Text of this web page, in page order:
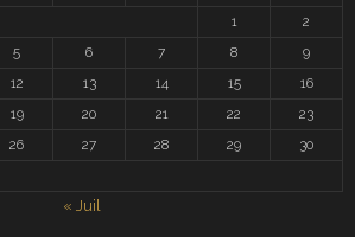
1
2
5 6 7 8
9
12 13 14 15
16
19 20 21 22
23
26 27 28 29
30
« Juil